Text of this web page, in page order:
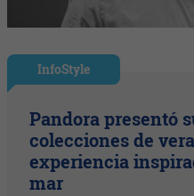
InfoStyle
Pandora presentó
colecciones de
experiencia
mar